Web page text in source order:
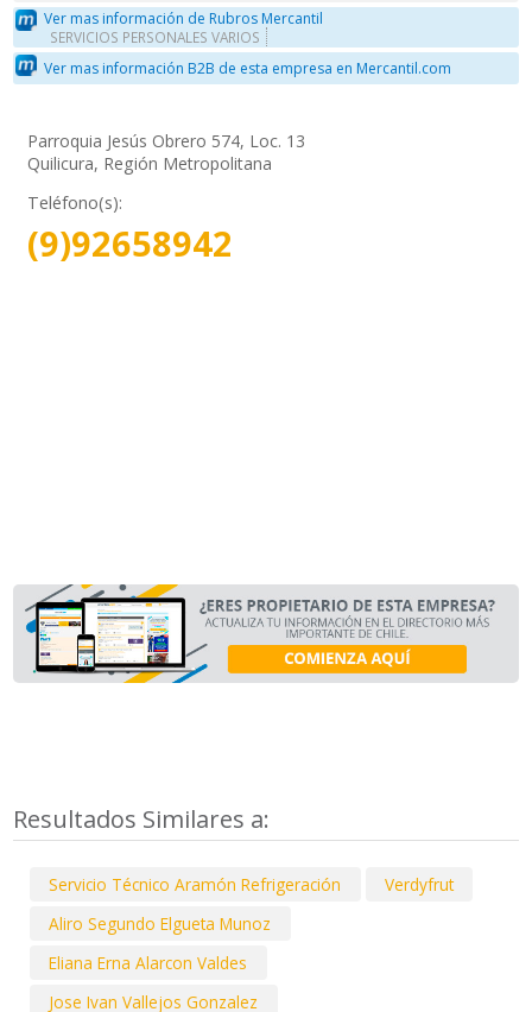
Ver mas información de Rubros Mercantil
SERVICIOS PERSONALES VARIOS
Ver mas información B2B de esta empresa en Mercantil.com
Parroquia Jesús Obrero 574, Loc. 13
Quilicura, Región Metropolitana
Teléfono(s):
(9)92658942
Resultados Similares a:
Servicio Técnico Aramón Refrigeración
Verdyfrut
Aliro Segundo Elgueta Munoz
Eliana Erna Alarcon Valdes
Jose Ivan Vallejos Gonzalez